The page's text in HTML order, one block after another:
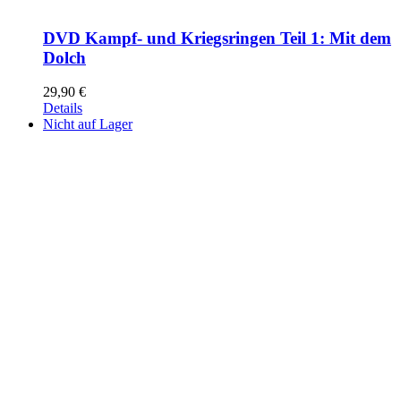
DVD Kampf- und Kriegsringen Teil 1: Mit dem
Dolch
29,90 €
Details
Nicht auf Lager